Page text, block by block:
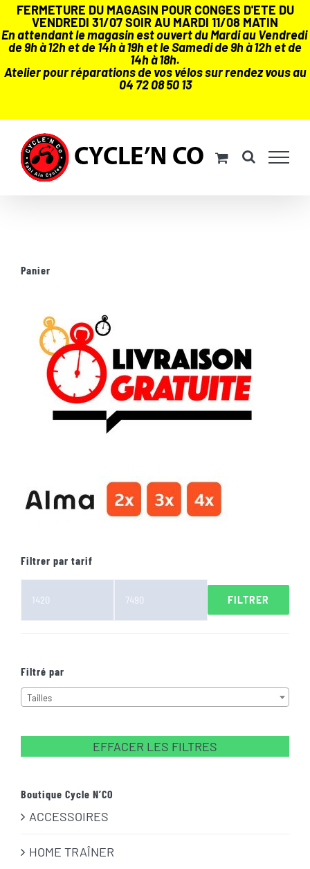
FERMETURE DU MAGASIN POUR CONGES D'ETE DU
VENDREDI 31/07 SOIR AU MARDI 11/08 MATIN
En attendant le magasin est ouvert du Mardi au Vendredi
de 9h à 12h et de 14h à 19h et le Samedi de 9h à 12h et de
14h à 18h.
Atelier pour réparations de vos vélos sur rendez vous au
04 72 08 50 13
contenu
Panier
Filtrer par tarif
FILTRER
Filtré par
Tailles
EFFACER LES FILTRES
Boutique Cycle N’CO
ACCESSOIRES
HOME TRAÎNER